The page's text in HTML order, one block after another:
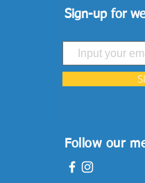
Sign-up for
Follow our